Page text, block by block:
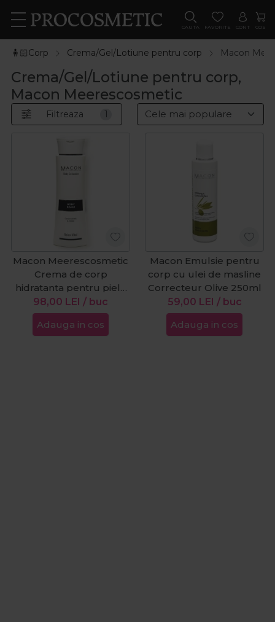
CAUTA FAVORITE CONT COS
🧍🏻Corp Crema/Gel/Lotiune pentru corp Macon
Crema/Gel/Lotiune pentru corp,
Macon Meerescosmetic
Filtreaza 1
Macon Meerescosmetic
Crema de corp
hidratanta pentru piele
uscata Relax Vital 250ml
98,00 LEI / buc
Adauga in cos
Macon Emulsie pentru
corp cu ulei de masline
Correcteur Olive 250ml
59,00 LEI / buc
Adauga in cos